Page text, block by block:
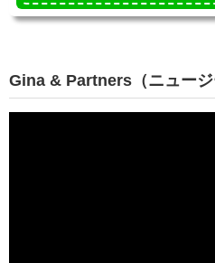
Gina & Partners（ニュージ